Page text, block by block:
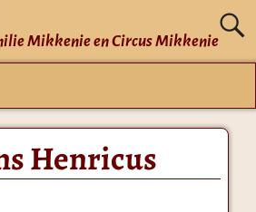
Mikkenie en Circus Mikkenie
Henricus